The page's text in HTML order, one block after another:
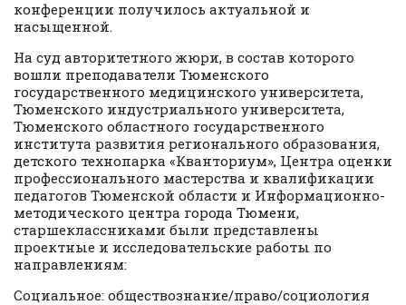
конференции получилось актуальной и
насыщенной.
На суд авторитетного жюри, в состав которого
вошли преподаватели Тюменского
государственного медицинского университета,
Тюменского индустриального университета,
Тюменского областного государственного
института развития регионального образования,
детского технопарка «Кванториум», Центра оценки
профессионального мастерства и квалификации
педагогов Тюменской области и Информационно-
методического центра города Тюмени,
старшеклассниками были представлены
проектные и исследовательские работы по
направлениям:
Социальное: обществознание/право/социология